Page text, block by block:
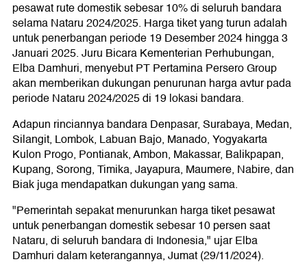
pesawat rute domestik sebesar 10% di seluruh bandara
selama Nataru 2024/2025. Harga tiket yang turun adalah
untuk penerbangan periode 19 Desember 2024 hingga 3
Januari 2025. Juru Bicara Kementerian Perhubungan,
Elba Damhuri, menyebut PT Pertamina Persero Group
akan memberikan dukungan penurunan harga avtur pada
periode Nataru 2024/2025 di 19 lokasi bandara.
Adapun rinciannya bandara Denpasar, Surabaya, Medan,
Silangit, Lombok, Labuan Bajo, Manado, Yogyakarta
Kulon Progo, Pontianak, Ambon, Makassar, Balikpapan,
Kupang, Sorong, Timika, Jayapura, Maumere, Nabire, dan
Biak juga mendapatkan dukungan yang sama.
"Pemerintah sepakat menurunkan harga tiket pesawat
untuk penerbangan domestik sebesar 10 persen saat
Nataru, di seluruh bandara di Indonesia," ujar Elba
Damhuri dalam keterangannya, Jumat (29/11/2024).